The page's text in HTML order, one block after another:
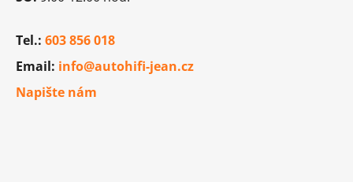
Tel.: 603 856 018
Email: info@autohifi-jean.cz
Napište nám